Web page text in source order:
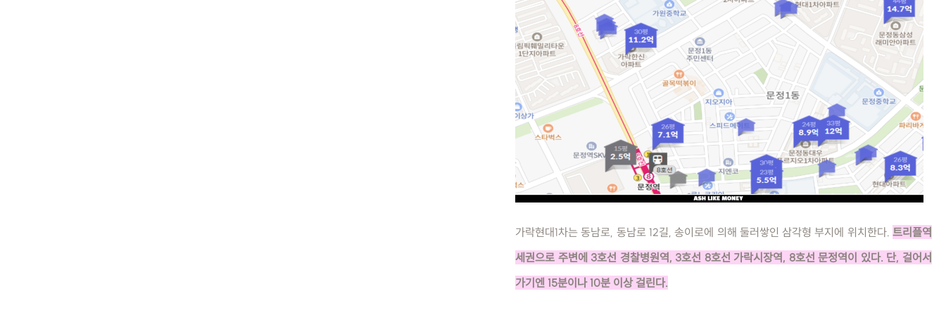
가락현대1차는 동남로, 동남로 12길, 송이로에 의해 둘러쌓인 삼각형 부지에 위치한다. 트리플역
세권으로 주변에 3호선 경찰병원역, 3호선 8호선 가락시장역, 8호선 문정역이 있다. 단, 걸어서
가기엔 15분이나 10분 이상 걸린다.